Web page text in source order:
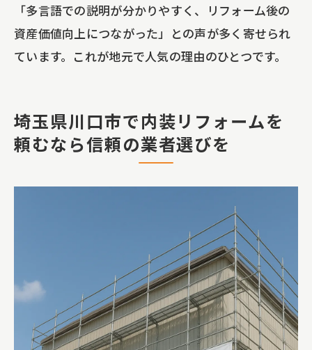
「多言語での説明が分かりやすく、リフォーム後の
資産価値向上につながった」との声が多く寄せられ
ています。これが地元で人気の理由のひとつです。
埼玉県川口市で内装リフォームを
頼むなら信頼の業者選びを